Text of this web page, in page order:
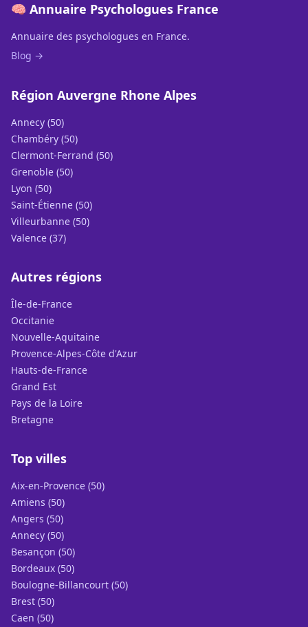
🧠 Annuaire Psychologues France
Annuaire des psychologues en France.
Blog →
Région Auvergne Rhone Alpes
Annecy (50)
Chambéry (50)
Clermont-Ferrand (50)
Grenoble (50)
Lyon (50)
Saint-Étienne (50)
Villeurbanne (50)
Valence (37)
Autres régions
Île-de-France
Occitanie
Nouvelle-Aquitaine
Provence-Alpes-Côte d'Azur
Hauts-de-France
Grand Est
Pays de la Loire
Bretagne
Top villes
Aix-en-Provence (50)
Amiens (50)
Angers (50)
Annecy (50)
Besançon (50)
Bordeaux (50)
Boulogne-Billancourt (50)
Brest (50)
Caen (50)